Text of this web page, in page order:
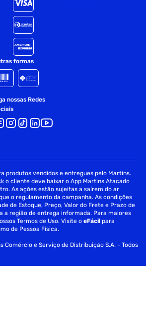
formas
nossas Redes
produtos vendidos e entregues pelo Martins.
o cliente deve baixar o App Martins Atacado
As ações estão sujeitas a saírem do ar
o regulamento da campanha. As condições
de Estoque, Preço, Valor do Frete e Prazo de
a região de entrega informada. Para maiores
Termos de Uso. Visite oeFácil para
de Pessoa Física.
Comércio e Serviço de Distribuição S.A. - Todos